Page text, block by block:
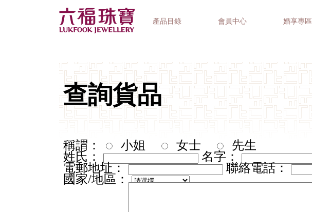
產品目錄 會員中心 婚享專區
鐘錶品牌 精選禮品